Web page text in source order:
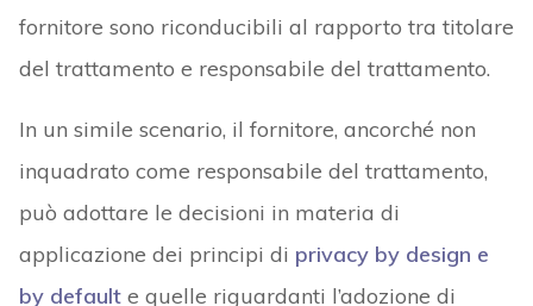
fornitore sono riconducibili al rapporto tra titolare
del trattamento e responsabile del trattamento.
In un simile scenario, il fornitore, ancorché non
inquadrato come responsabile del trattamento,
può adottare le decisioni in materia di
applicazione dei principi di privacy by design e
by default e quelle riguardanti l’adozione di